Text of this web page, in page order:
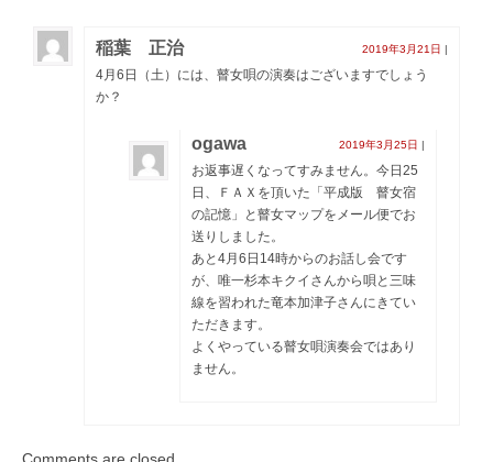
稲葉 正治 2019年3月21日
4月6日（土）には、瞽女唄の演奏はございますでしょう
か？
ogawa 2019年3月25日
お返事遅くなってすみません。今日25
日、ＦＡＸを頂いた「平成版 瞽女宿
の記憶」と瞽女マップをメール便でお
送りしました。
あと4月6日14時からのお話し会です
が、唯一杉本キクイさんから唄と三味
線を習われた竜本加津子さんにきてい
ただきます。
よくやっている瞽女唄演奏会ではあり
ません。